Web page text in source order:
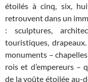
étoilés à cinq, six,
retrouvent dans un
: sculptures,
touristiques,
monuments –
rois et d’empereurs –
de la voûte étoilée au-